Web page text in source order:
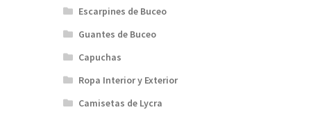
Escarpines de Buceo
Guantes de Buceo
Capuchas
Ropa Interior y Exterior
Camisetas de Lycra